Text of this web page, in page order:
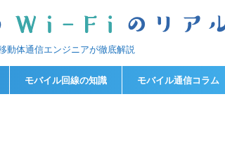
動体通信エンジニアが徹底解説
モバイル回線の知識 モバイル通信コラム